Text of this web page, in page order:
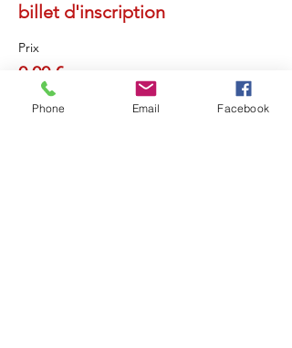
billet d'inscription
Prix
0,00 €
Phone Email Facebook